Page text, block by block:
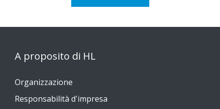
A proposito di HL
Organizzazione
Responsabilità d'impresa